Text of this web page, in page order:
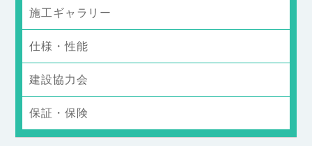
施工ギャラリー
仕様・性能
建設協力会
保証・保険